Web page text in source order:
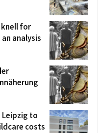
knell for
analysis
Leipzig to
costs